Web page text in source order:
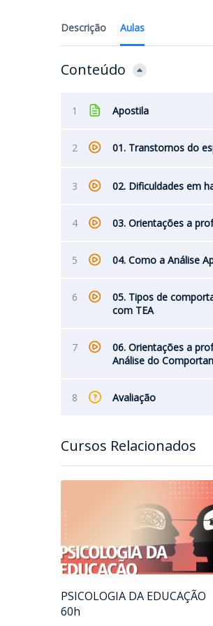
Descrição Aulas
Conteúdo
1 Apostila
2 01. Transtornos do
3 02. Dificuldades em
4 03. Orientações a
5 04. Como a Análise
6
05. Tipos de
com TEA
7
06. Orientações a
Análise do
8 Avaliação
Cursos Relacionados
PSICOLOGIA DA EDUCAÇÃO
60h